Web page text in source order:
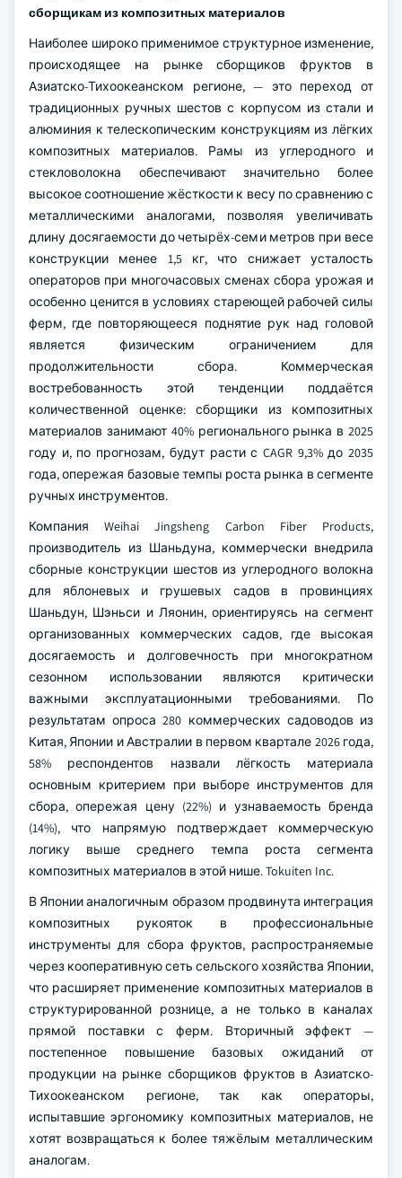
сборщикам из композитных материалов
Наиболее широко применимое структурное изменение,
происходящее на рынке сборщиков фруктов в
Азиатско-Тихоокеанском регионе, — это переход от
традиционных ручных шестов с корпусом из стали и
алюминия к телескопическим конструкциям из лёгких
композитных материалов. Рамы из углеродного и
стекловолокна обеспечивают значительно более
высокое соотношение жёсткости к весу по сравнению с
металлическими аналогами, позволяя увеличивать
длину досягаемости до четырёх-семи метров при весе
конструкции менее 1,5 кг, что снижает усталость
операторов при многочасовых сменах сбора урожая и
особенно ценится в условиях стареющей рабочей силы
ферм, где повторяющееся поднятие рук над головой
является физическим ограничением для
продолжительности сбора. Коммерческая
востребованность этой тенденции поддаётся
количественной оценке: сборщики из композитных
материалов занимают 40% регионального рынка в 2025
году и, по прогнозам, будут расти с CAGR 9,3% до 2035
года, опережая базовые темпы роста рынка в сегменте
ручных инструментов.
Компания Weihai Jingsheng Carbon Fiber Products,
производитель из Шаньдуна, коммерчески внедрила
сборные конструкции шестов из углеродного волокна
для яблоневых и грушевых садов в провинциях
Шаньдун, Шэньси и Ляонин, ориентируясь на сегмент
организованных коммерческих садов, где высокая
досягаемость и долговечность при многократном
сезонном использовании являются критически
важными эксплуатационными требованиями. По
результатам опроса 280 коммерческих садоводов из
Китая, Японии и Австралии в первом квартале 2026 года,
58% респондентов назвали лёгкость материала
основным критерием при выборе инструментов для
сбора, опережая цену (22%) и узнаваемость бренда
(14%), что напрямую подтверждает коммерческую
логику выше среднего темпа роста сегмента
композитных материалов в этой нише. Tokuiten Inc.
В Японии аналогичным образом продвинута интеграция
композитных рукояток в профессиональные
инструменты для сбора фруктов, распространяемые
через кооперативную сеть сельского хозяйства Японии,
что расширяет применение композитных материалов в
структурированной рознице, а не только в каналах
прямой поставки с ферм. Вторичный эффект —
постепенное повышение базовых ожиданий от
продукции на рынке сборщиков фруктов в Азиатско-
Тихоокеанском регионе, так как операторы,
испытавшие эргономику композитных материалов, не
хотят возвращаться к более тяжёлым металлическим
аналогам.